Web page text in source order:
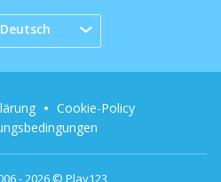
Deutsch
- 2026 © Play123
Cookie-Policy